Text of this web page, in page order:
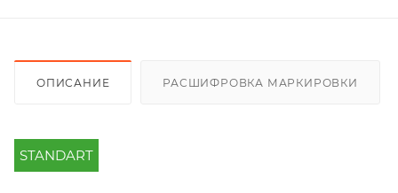
ОПИСАНИЕ РАСШИФРОВКА МАРКИРОВКИ
STANDART